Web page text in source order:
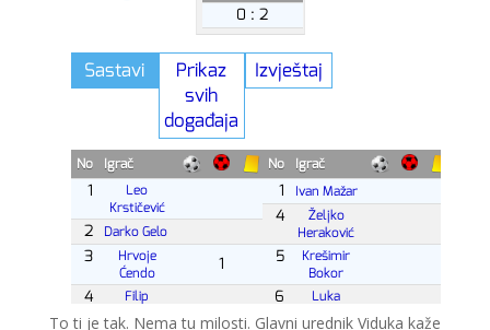
To ti je tak. Nema tu milosti. Glavni urednik Viduka kaže